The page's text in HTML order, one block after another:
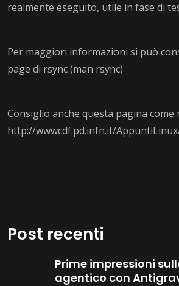
realmente eseguito, utile in fase di
Per maggiori informazioni si può
page di rsync (man rsync)
Consiglio anche questa pagina
http://wwwcdf.pd.infn.it/
Post recenti
Prime impressioni
agentico con